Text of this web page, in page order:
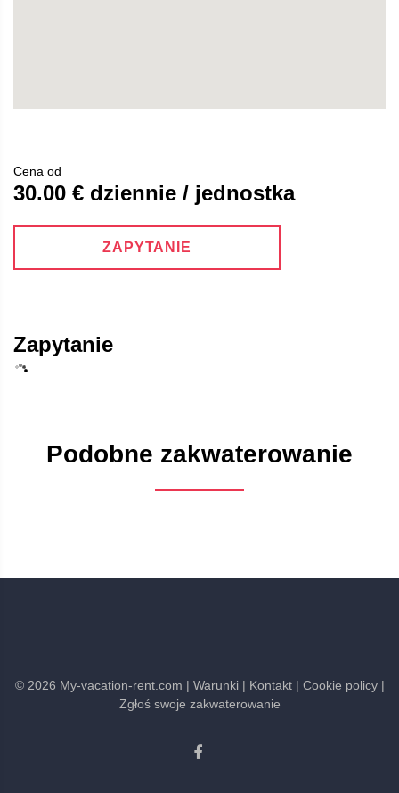
Cena od
30.00 € dziennie / jednostka
ZAPYTANIE
Zapytanie
Podobne zakwaterowanie
© 2026 My-vacation-rent.com | Warunki | Kontakt | Cookie policy |
Zgłoś swoje zakwaterowanie